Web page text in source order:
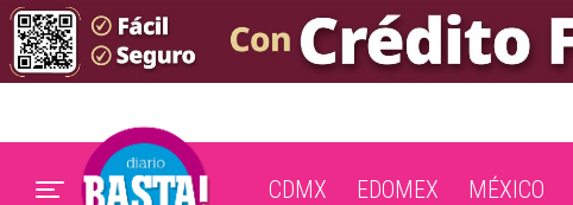
CDMX EDOMEX MÉXICO